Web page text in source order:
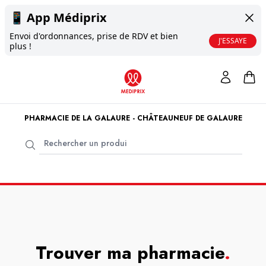
📱 App Médiprix
Envoi d'ordonnances, prise de RDV et bien
plus !
J'ESSAYE
PHARMACIE DE LA GALAURE - CHÂTEAUNEUF DE GALAURE
Trouver ma pharmacie.